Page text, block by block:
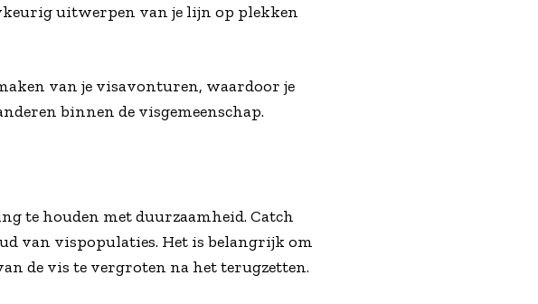
uitwerpen van je lijn op plekken
van je visavonturen, waardoor je
binnen de visgemeenschap.
te houden met duurzaamheid. Catch
van vispopulaties. Het is belangrijk om
de vis te vergroten na het terugzetten.